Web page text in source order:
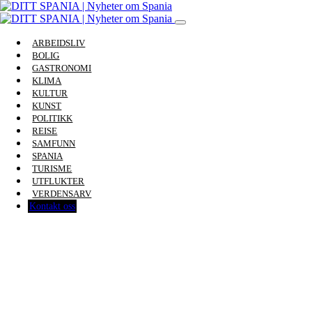
ARBEIDSLIV
BOLIG
GASTRONOMI
KLIMA
KULTUR
KUNST
POLITIKK
REISE
SAMFUNN
SPANIA
TURISME
UTFLUKTER
VERDENSARV
Kontakt oss